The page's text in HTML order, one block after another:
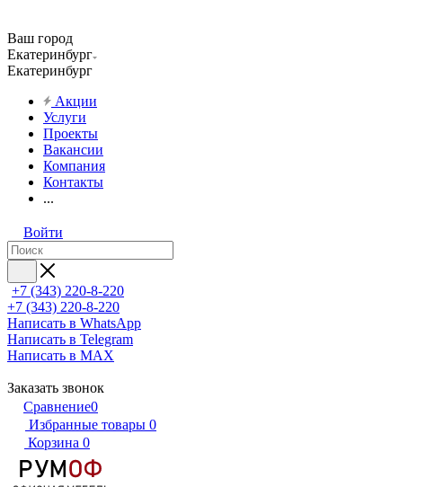
Ваш город
Екатеринбург
Екатеринбург
Акции
Услуги
Проекты
Вакансии
Компания
Контакты
...
Войти
+7 (343) 220-8-220
+7 (343) 220-8-220
Написать в WhatsApp
Написать в Telegram
Написать в MAX
Заказать звонок
Сравнение0
Избранные товары 0
Корзина 0